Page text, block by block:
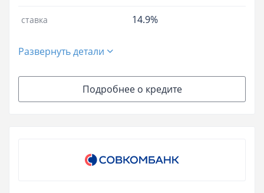
ставка 14.9%
Развернуть детали
Подробнее о кредите